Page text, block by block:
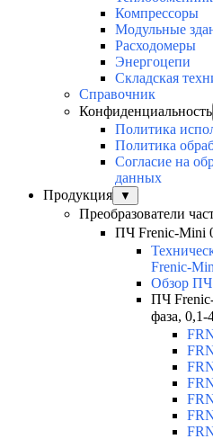
Компрессоры
Модульные
Расходомеры
Энергоцепи
Складская
Справочник
Конфиденциальность
Политика
Политика
Согласие на
данных
Продукция
▼
Преобразователи
ПЧ Frenic-Mini
Frenic-
Обзор
ПЧ
фаза, 0,1-